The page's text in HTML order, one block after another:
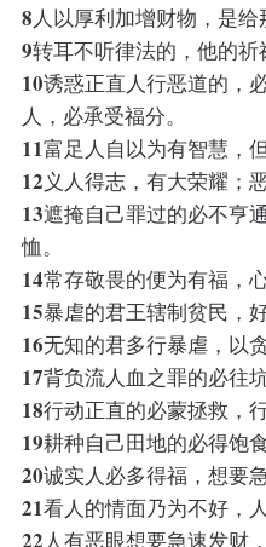
8 人以厚利加增财物，是给
9转耳不听律法的，他的祈
10诱惑正直人行恶道的，
人，必承受福分。
11富足人自以为有智慧，
12义人得志，有大荣耀；
13遮掩自己罪过的必不亨
恤。
14常存敬畏的便为有福，
15暴虐的君王辖制贫民，
16无知的君多行暴虐，以
17背负流人血之罪的必往
18行动正直的必蒙拯救，
19耕种自己田地的必得饱
20诚实人必多得福，想要
21看人的情面乃为不好，
22 人有恶眼想要急速发财